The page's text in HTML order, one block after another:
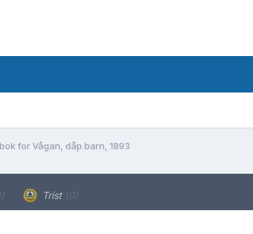
for Vågan, dåp barn, 1893
Trist (0)